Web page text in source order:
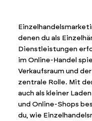
denen du als
Dienstleistungen
im Online-Handel
Verkaufsraum und
zentrale Rolle. Mit
auch als kleiner
und Online-Shops
du, wie